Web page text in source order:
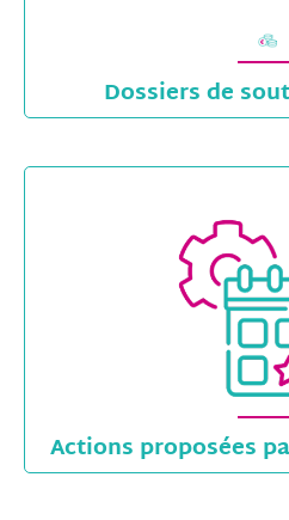
Dossiers de
Actions proposées